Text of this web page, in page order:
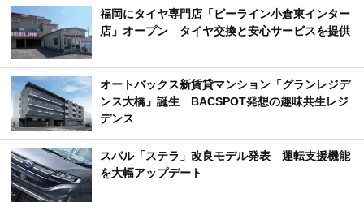
福岡にタイヤ専門店「ビーライン小倉東インター
店」オープン タイヤ交換と安心サービスを提供
オートバックス新賃貸マンション「グランレジデ
ンス大橋」誕生 BACSPOT発想の趣味共生レジ
デンス
スバル「ステラ」改良モデル発表 運転支援機能
を大幅アップデート